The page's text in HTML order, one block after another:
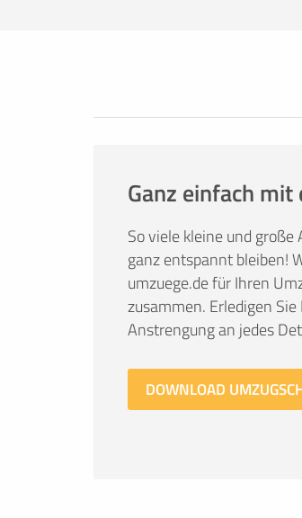
Ganz einfach
So viele kleine und
ganz entspannt bleiben!
umzuege.de für Ihren
zusammen. Erledigen
Anstrengung an jedes
DOWNLOAD